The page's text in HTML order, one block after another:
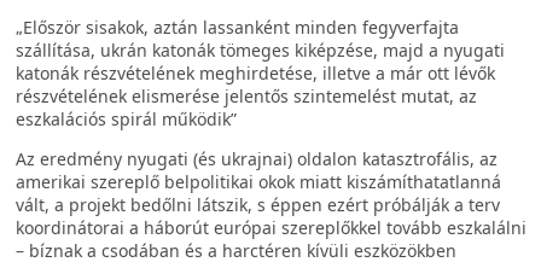
„Először sisakok, aztán lassanként minden fegyverfajta
szállítása, ukrán katonák tömeges kiképzése, majd a nyugati
katonák részvételének meghirdetése, illetve a már ott lévők
részvételének elismerése jelentős szintemelést mutat, az
eszkalációs spirál működik”
Az eredmény nyugati (és ukrajnai) oldalon katasztrofális, az
amerikai szereplő belpolitikai okok miatt kiszámíthatatlanná
vált, a projekt bedőlni látszik, s éppen ezért próbálják a terv
koordinátorai a háborút európai szereplőkkel tovább eszkalálni
– bíznak a csodában és a harctéren kívüli eszközökben